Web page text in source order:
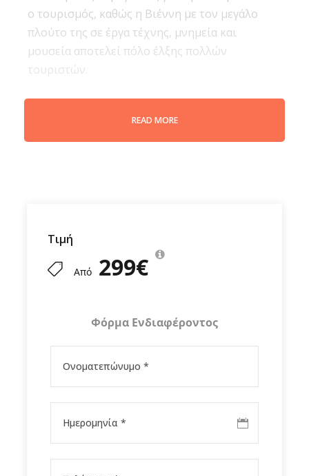
Τιμή
Από 299€
Φόρμα Ενδιαφέροντος
ο τουρισμός, καθώς η Βιέννη με τον μεγάλο
πλούτο της σε έργα τέχνης, μνημεία και
μουσεία αποτελεί πόλο έλξης πολλών
τουριστών.
Gallery
READ MORE